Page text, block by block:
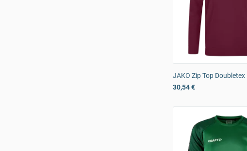
JAKO Zip Top Doubletex
30,54 €